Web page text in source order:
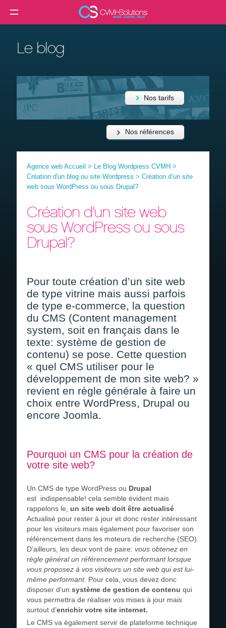
MENU
Créer un site internet
Création de site e-commerce
Création de site vitrine
Formation
Contact
Devis gratuit
Le blog
Nos tarifs
Nos références
Agence web Accueil > Le Blog Wordpress CVMH >
Création d'un blog ou site Wordpress > Création d’un site
web sous WordPress ou sous Drupal?
Création d’un site web
sous WordPress ou sous
Drupal?
Pour toute création d’un site web
de type vitrine mais aussi parfois
de type e-commerce, la question
du CMS (Content management
system, soit en français dans le
texte: système de gestion de
contenu) se pose. Cette question
« quel CMS utiliser pour le
développement de mon site web? »
revient en règle générale à faire un
choix entre WordPress, Drupal ou
encore Joomla.
Pourquoi un CMS pour la création de
votre site web?
Un CMS de type WordPress ou Drupal
est indispensable! cela semble évident mais
rappelons le, un site web doit être actualisé
Actualisé pour rester à jour et donc rester intéressant
pour les visiteurs mais également pour favoriser son
référencement dans les moteurs de recherche (SEO).
D’ailleurs, les deux vont de paire: vous obtenez en
règle général un référencement performant lorsque
vous proposez à vos visiteurs un site web qui est lui-
même performant. Pour cela, vous devez donc
disposer d’un système de gestion de contenu qui
vous permettra de réaliser vos mises à jour mais
surtout d’enrichir votre site internet.
Le CMS va également servir de plateforme technique